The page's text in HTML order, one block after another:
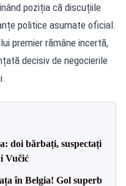
poziția că discuțiile
politice asumate oficial.
premier rămâne incertă,
decisiv de negocierile
doi bărbați, suspectați
Vučić
în Belgia! Gol superb